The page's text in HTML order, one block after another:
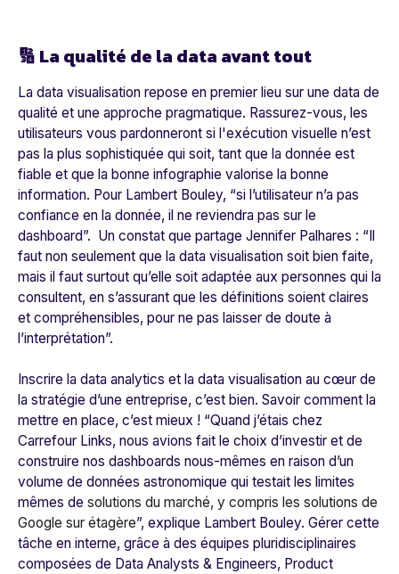
🔢 La qualité de la data avant tout
La data visualisation repose en premier lieu sur une data de
qualité et une approche pragmatique. Rassurez-vous, les
utilisateurs vous pardonneront si l'exécution visuelle n’est
pas la plus sophistiquée qui soit, tant que la donnée est
fiable et que la bonne infographie valorise la bonne
information. Pour Lambert Bouley, “si l’utilisateur n’a pas
confiance en la donnée, il ne reviendra pas sur le
dashboard”. Un constat que partage Jennifer Palhares : “Il
faut non seulement que la data visualisation soit bien faite,
mais il faut surtout qu’elle soit adaptée aux personnes qui la
consultent, en s’assurant que les définitions soient claires
et compréhensibles, pour ne pas laisser de doute à
l’interprétation”.
Inscrire la data analytics et la data visualisation au cœur de
la stratégie d’une entreprise, c’est bien. Savoir comment la
mettre en place, c’est mieux ! “Quand j’étais chez
Carrefour Links, nous avions fait le choix d’investir et de
construire nos dashboards nous-mêmes en raison d’un
volume de données astronomique qui testait les limites
mêmes de solutions du marché, y compris les solutions de
Google sur étagère”, explique Lambert Bouley. Gérer cette
tâche en interne, grâce à des équipes pluridisciplinaires
composées de Data Analysts & Engineers, Product